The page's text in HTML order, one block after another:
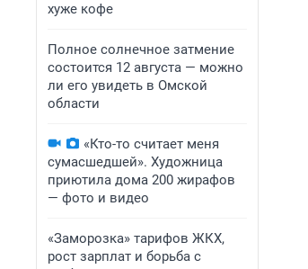
хуже кофе
Полное солнечное затмение
состоится 12 августа — можно
ли его увидеть в Омской
области
«Кто-то считает меня
сумасшедшей». Художница
приютила дома 200 жирафов
— фото и видео
«Заморозка» тарифов ЖКХ,
рост зарплат и борьба с